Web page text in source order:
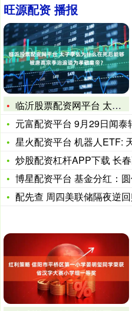
旺源配资 播报
临沂股票配资网平台 太子李弘为什么在死后能够被唐高宗李治追谥
元富配资平台 9月29日闻
星火配资平台 机器人ETF: 天
炒股配资杠杆APP下载 长
博星配资平台 基金分红：
配先查 周四美联储隔夜逆回